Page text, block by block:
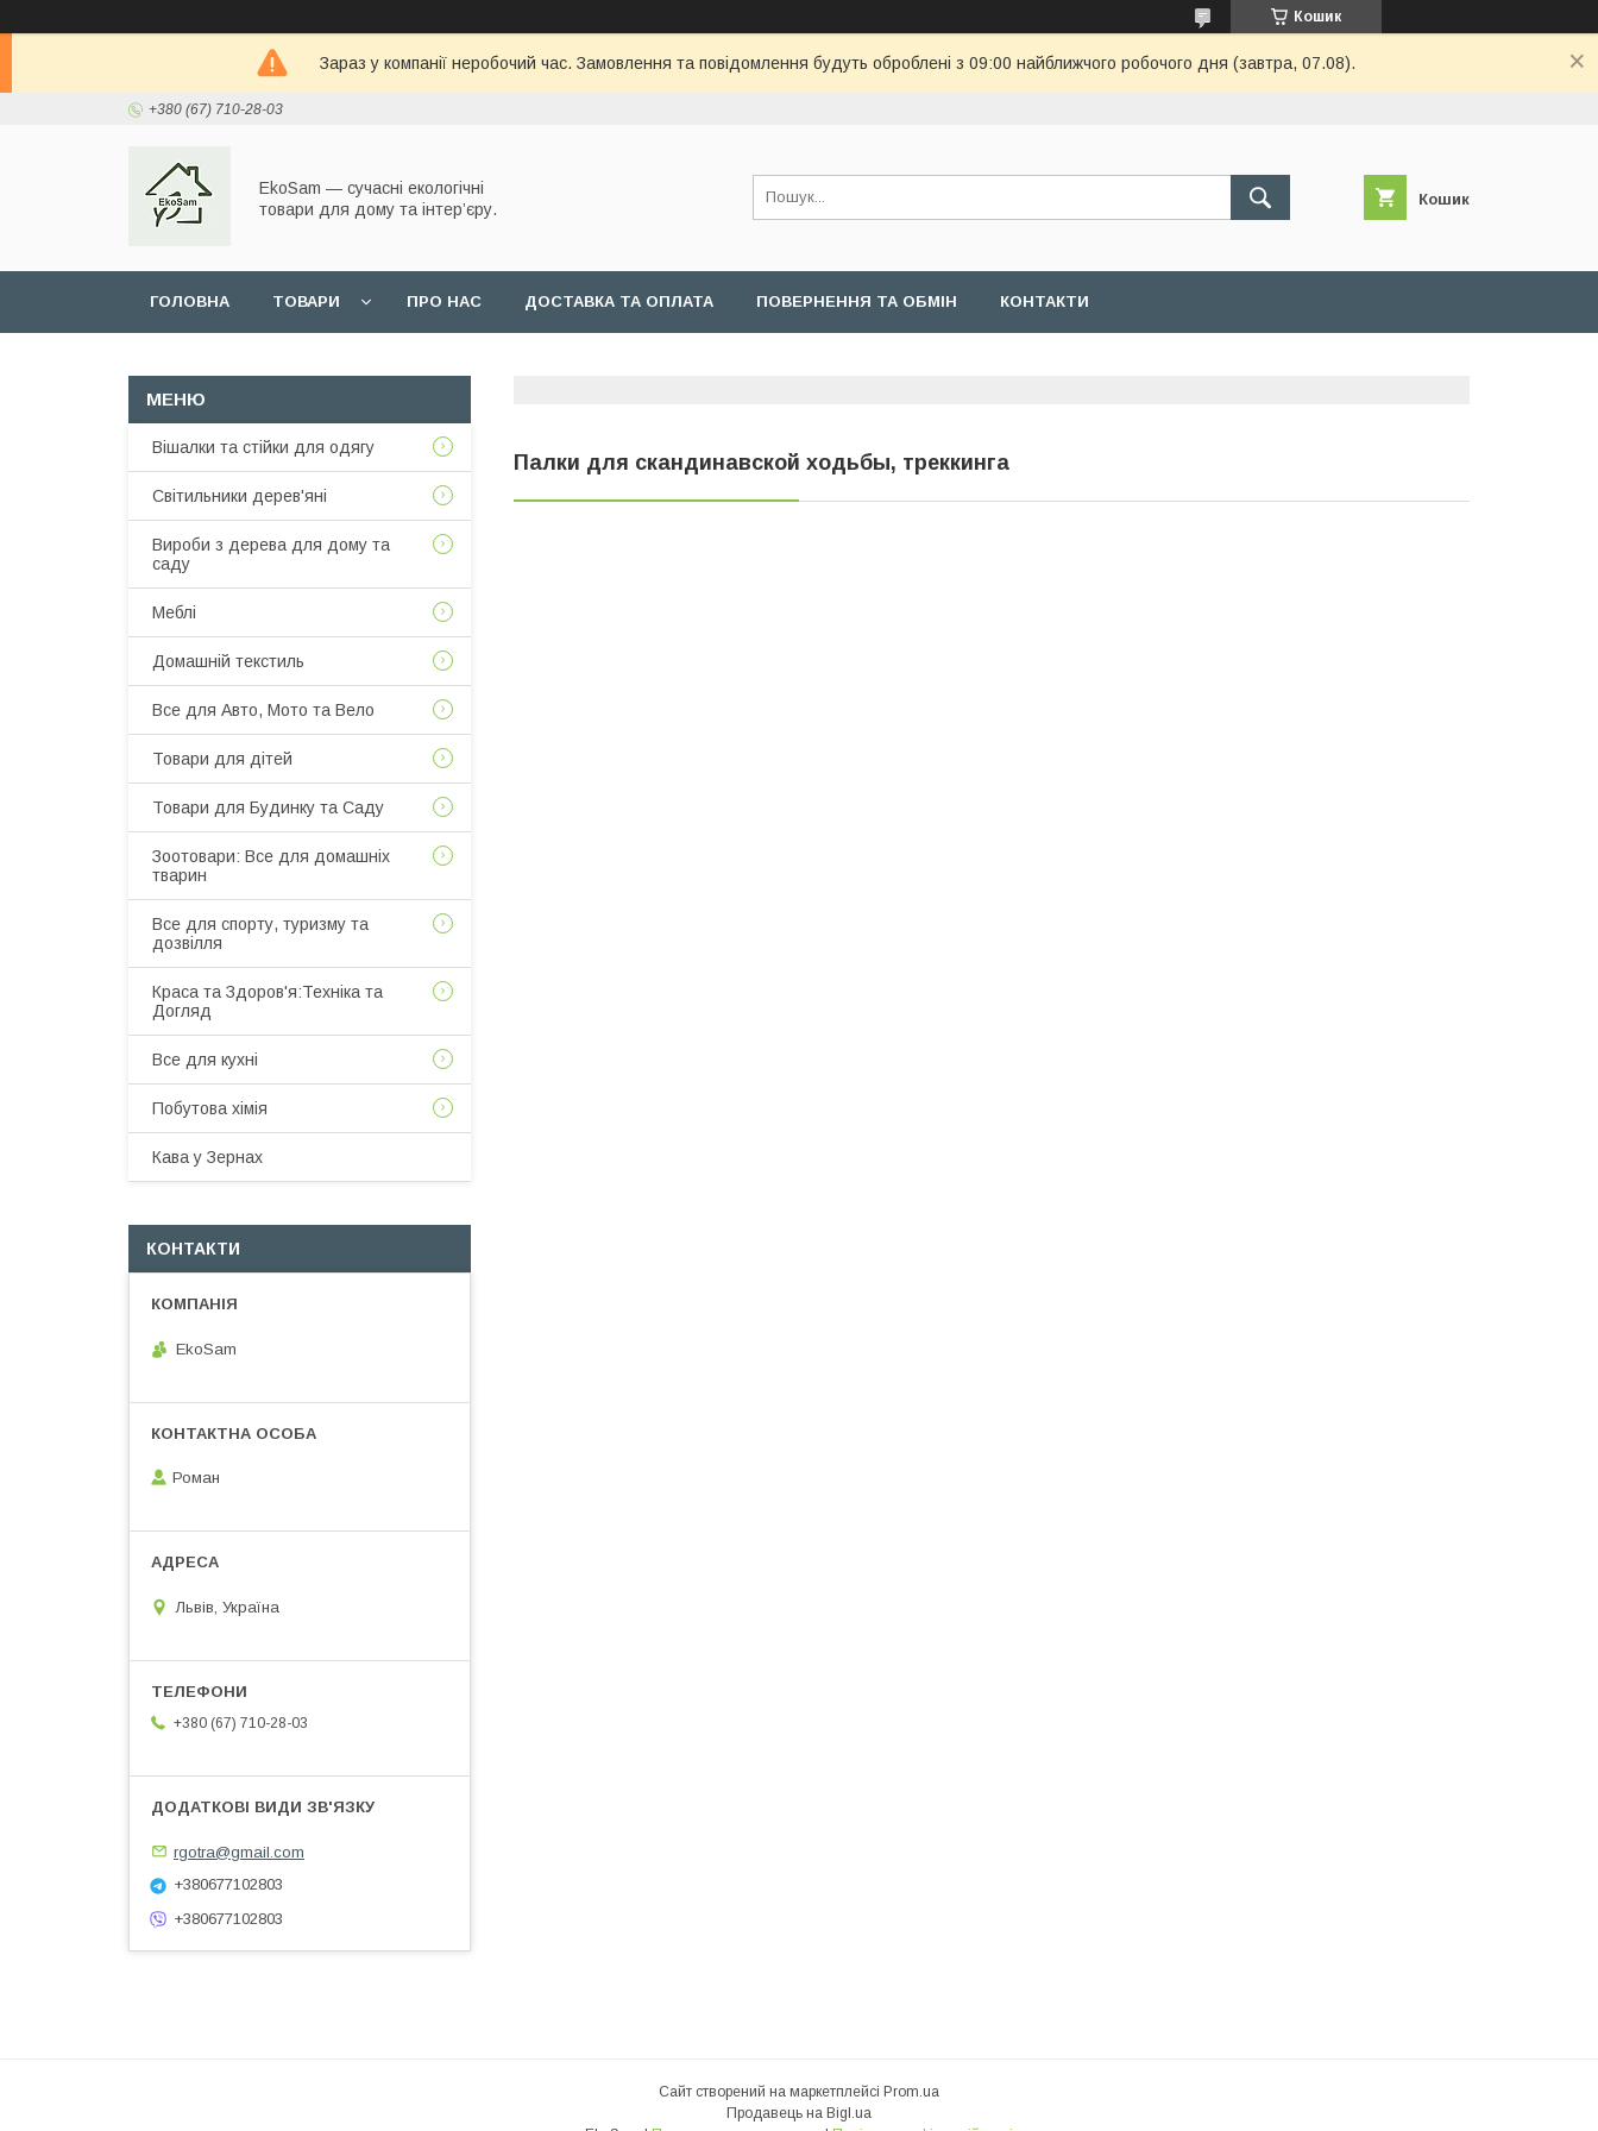
Кошик
Зараз у компанії неробочий час. Замовлення та повідомлення будуть оброблені з 09:00 найближчого робочого дня (завтра, 07.08).
+380 (67) 710-28-03
EkoSam — сучасні екологічні
товари для дому та інтер’єру.
Кошик
ГОЛОВНА ТОВАРИ ПРО НАС ДОСТАВКА ТА ОПЛАТА ПОВЕРНЕННЯ ТА ОБМІН КОНТАКТИ
Палки для скандинавской ходьбы, треккинга
Вішалки та стійки для одягу
Світильники дерев'яні
Вироби з дерева для дому та
саду
Меблі
Домашній текстиль
Все для Авто, Мото та Вело
Товари для дітей
Товари для Будинку та Саду
Зоотовари: Все для домашніх
тварин
Все для спорту, туризму та
дозвілля
Краса та Здоров'я:Техніка та
Догляд
Все для кухні
Побутова хімія
Кава у Зернах
КОНТАКТИ
EkoSam
Роман
Львів, Україна
+380 (67) 710-28-03
rgotra@gmail.com
+380677102803
+380677102803
Сайт створений на маркетплейсі Prom.ua
Продавець на Bigl.ua